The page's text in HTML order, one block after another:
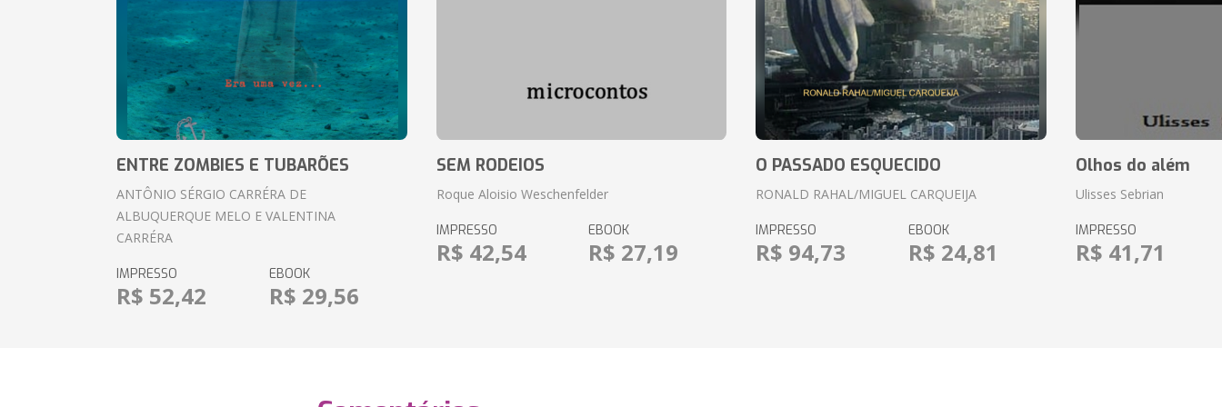
ENTRE ZOMBIES E TUBARÕES
ANTÔNIO SÉRGIO CARRÉRA DE
ALBUQUERQUE MELO E VALENTINA
CARRÉRA
IMPRESSO
R$ 52,42
EBOOK
R$ 29,56
SEM RODEIOS
Roque Aloisio Weschenfelder
IMPRESSO
R$ 42,54
EBOOK
R$ 27,19
O PASSADO ESQUECIDO
RONALD RAHAL/MIGUEL CARQUEIJA
IMPRESSO
R$ 94,73
EBOOK
R$ 24,81
Olhos do além
Ulisses Sebrian
IMPRESSO
R$ 41,71